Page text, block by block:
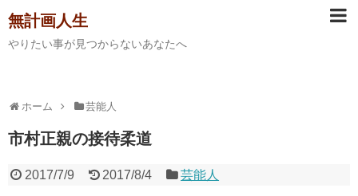
無計画人生
やりたい事が見つからないあなたへ
ホーム 芸能人
市村正親の接待柔道
2017/7/9 2017/8/4 芸能人